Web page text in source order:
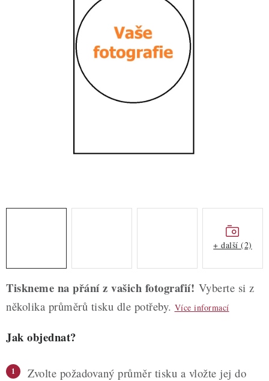
NOVÉ ZBOŽÍ
Nepřevzetí zásilky na dobírku
Obchodní podmínky
Hodnocení obchodu
Blog
Moje objednávka
Podmínky ochrany osobních údajů
Tiskneme na přání z vašich fotografií! Vyberte si z
několika průměrů tisku dle potřeby. Více informací
Jak objednat?
Zvolte požadovaný průměr tisku a vložte jej do
+ další (2)